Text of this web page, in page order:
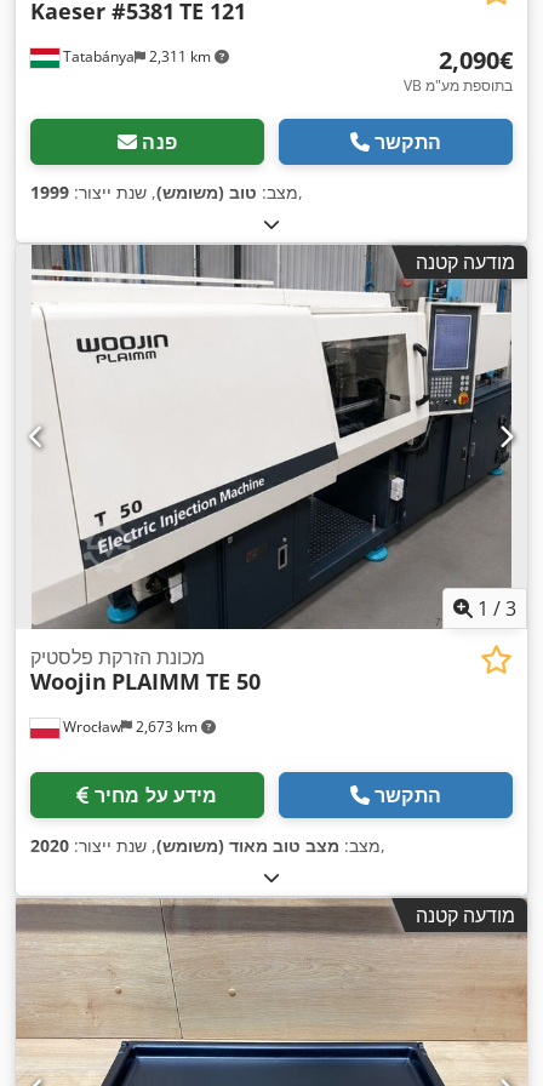
Tatabánya 2,311 km
Kaeser #5381 TE 121
‏2,090 ‏€
VB בתוספת מע"מ
פנה התקשר
מצב: טוב (משומש), שנת ייצור: 1999 ,
מודעה קטנה
1 /3
Wrocław 2,673 km
מכונת הזרקת פלסטיק
Woojin PLAIMM TE 50
מידע על מחיר התקשר
מצב: מצב טוב מאוד (משומש), שנת ייצור: 2020 ,
מודעה קטנה